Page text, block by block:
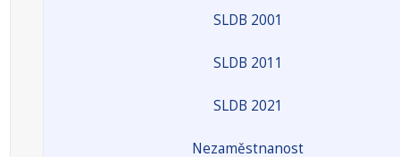
SLDB 2001
SLDB 2011
SLDB 2021
Nezaměstnanost